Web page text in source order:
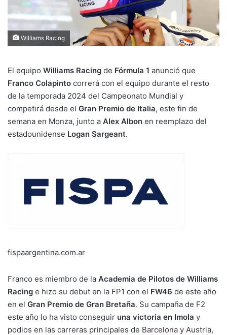
Williams Racing
El equipo Williams Racing de Fórmula 1 anunció que
Franco Colapinto correrá con el equipo durante el resto
de la temporada 2024 del Campeonato Mundial y
competirá desde el Gran Premio de Italia, este fin de
semana en Monza, junto a Alex Albon en reemplazo del
estadounidense Logan Sargeant.
fispaargentina.com.ar
Franco es miembro de la Academia de Pilotos de Williams
Racing e hizo su debut en la FP1 con el FW46 de este año
en el Gran Premio de Gran Bretaña. Su campaña de F2
este año lo ha visto conseguir una victoria en Imola y
podios en las carreras principales de Barcelona y Austria,